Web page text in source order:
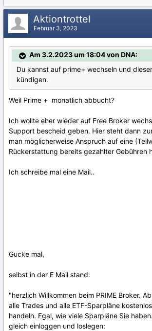
Aktiontrottel
Februar 3, 2023
Am 3.2.2023 um 18:04 von DNA:
Du kannst auf prime+ wechseln und
kündigen.
Weil Prime + monatlich abbucht?
Ich wollte eher wieder auf Free Broker
Support bescheid geben. Hier steht dann
man möglicherweise Anspruch auf eine
Rückerstattung bereits gezahlter Gebühren
Ich schreibe mal eine Mail..
Gucke mal,
selbst in der E Mail stand:
"herzlich Willkommen beim PRIME Broker.
alle Trades und alle ETF-Sparpläne
handeln. Egal, wie viele Sparpläne Sie
gleich einloggen und loslegen: